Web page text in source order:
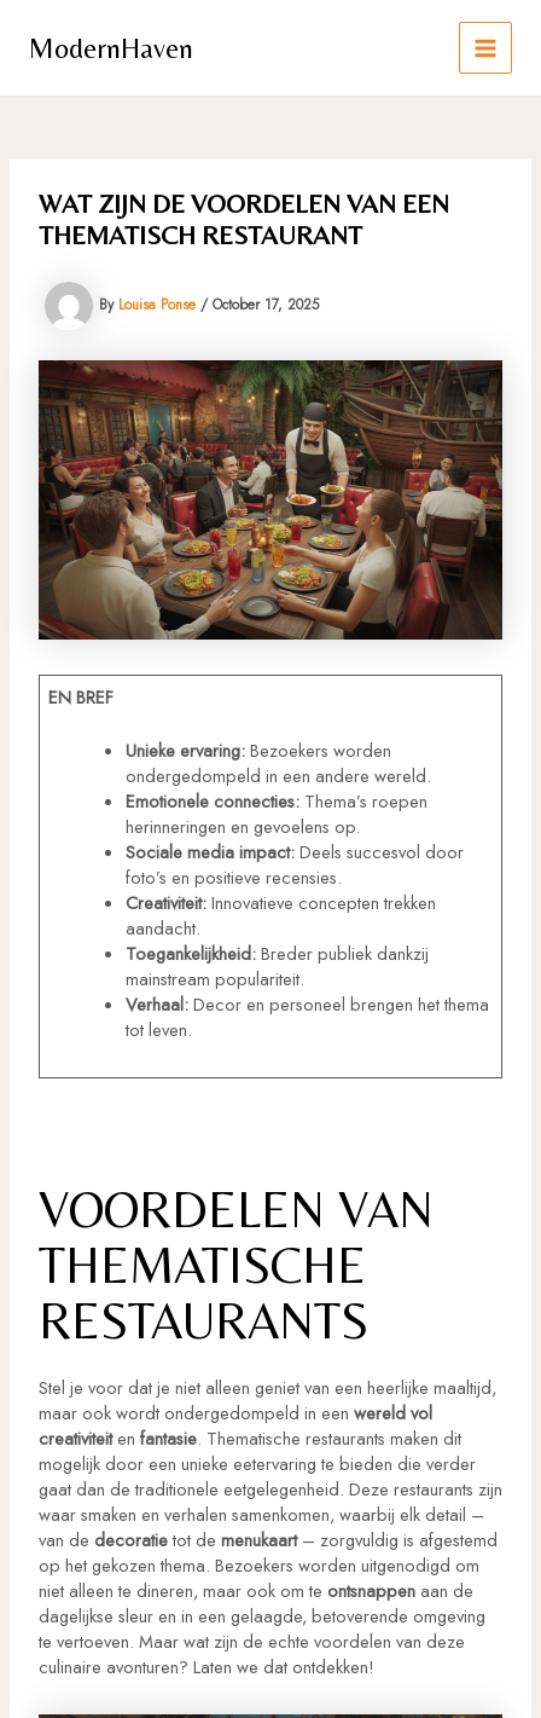
contentModernHaven
MAIN
WAT ZIJN DE VOORDELEN VAN EEN
THEMATISCH RESTAURANT
By Louisa Ponse /October 17, 2025
EN BREF
Unieke ervaring:Bezoekers worden
ondergedompeld in een andere wereld.
Emotionele connecties:Thema’s roepen
herinneringen en gevoelens op.
Sociale media impact:Deels succesvol door
foto’s en positieve recensies.
Creativiteit:Innovatieve concepten trekken
aandacht.
Toegankelijkheid:Breder publiek dankzij
mainstream populariteit.
Verhaal:Decor en personeel brengen het thema
tot leven.
VOORDELEN VAN
THEMATISCHE
RESTAURANTS
Stel je voor dat je niet alleen geniet van een heerlijke maaltijd,
maar ook wordt ondergedompeld in een wereld vol
creativiteiten fantasie. Thematische restaurants maken dit
mogelijk door een unieke eetervaring te bieden die verder
gaat dan de traditionele eetgelegenheid. Deze restaurants zijn
waar smaken en verhalen samenkomen, waarbij elk detail –
van de decoratietot de menukaart– zorgvuldig is afgestemd
op het gekozen thema. Bezoekers worden uitgenodigd om
niet alleen te dineren, maar ook om te ontsnappenaan de
dagelijkse sleur en in een gelaagde, betoverende omgeving
te vertoeven. Maar wat zijn de echte voordelen van deze
culinaire avonturen? Laten we dat ontdekken!